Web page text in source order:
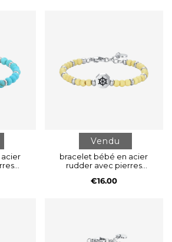
Vendu
bracelet bébé en acier
rudder avec pierres
€16.00